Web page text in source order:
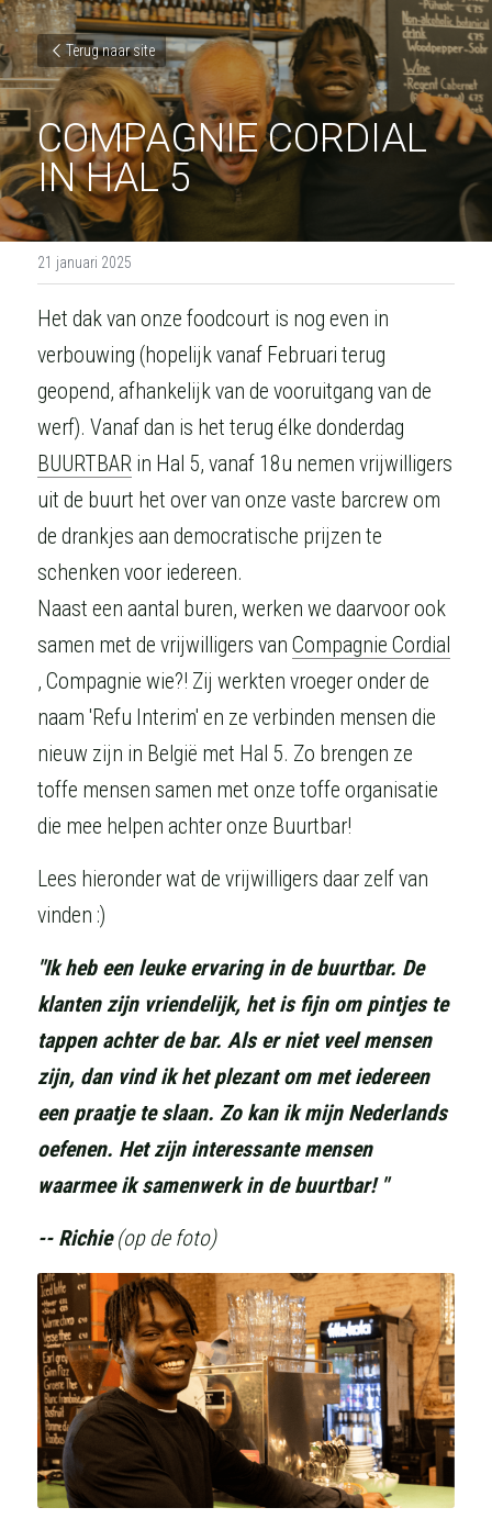
Terug naar site
COMPAGNIE CORDIAL
IN HAL 5
21 januari 2025
Het dak van onze foodcourt is nog even in
verbouwing (hopelijk vanaf Februari terug
geopend, afhankelijk van de vooruitgang van de
BUURTBAR in Hal 5, vanaf 18u nemen vrijwilligers
uit de buurt het over van onze vaste barcrew om
de drankjes aan democratische prijzen te
schenken voor iedereen.
Naast een aantal buren, werken we daarvoor ook
samen met de vrijwilligers van Compagnie Cordial
, Compagnie wie?! Zij werkten vroeger onder de
naam 'Refu Interim' en ze verbinden mensen die
nieuw zijn in België met Hal 5. Zo brengen ze
toffe mensen samen met onze toffe organisatie
die mee helpen achter onze Buurtbar!
Lees hieronder wat de vrijwilligers daar zelf van
vinden :)
"Ik heb een leuke ervaring in de buurtbar. De
klanten zijn vriendelijk, het is fijn om pintjes te
tappen achter de bar. Als er niet veel mensen
zijn, dan vind ik het plezant om met iedereen
een praatje te slaan. Zo kan ik mijn Nederlands
oefenen. Het zijn interessante mensen
waarmee ik samenwerk in de buurtbar! "
-- Richie (op de foto)